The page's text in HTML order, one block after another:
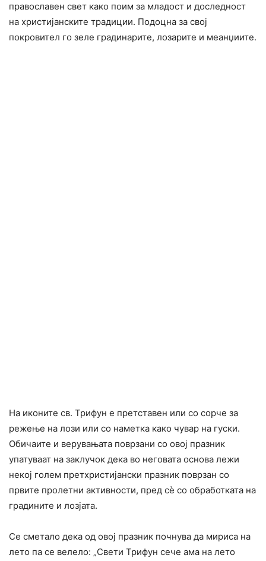
православен свет како поим за младост и доследност
на христијанските традиции. Подоцна за свој
покровител го зеле градинарите, лозарите и меанџиите.
На иконите св. Трифун е претставен или со сорче за
режење на лози или со наметка како чувар на гуски.
Обичаите и верувањата поврзани со овој празник
упатуваат на заклучок дека во неговата основа лежи
некој голем претхристијански празник поврзан со
првите пролетни активности, пред сè со обработката на
градините и лозјата.
Се сметало дека од овој празник почнува да мириса на
лето па се велело: „Свети Трифун сече ама на лето